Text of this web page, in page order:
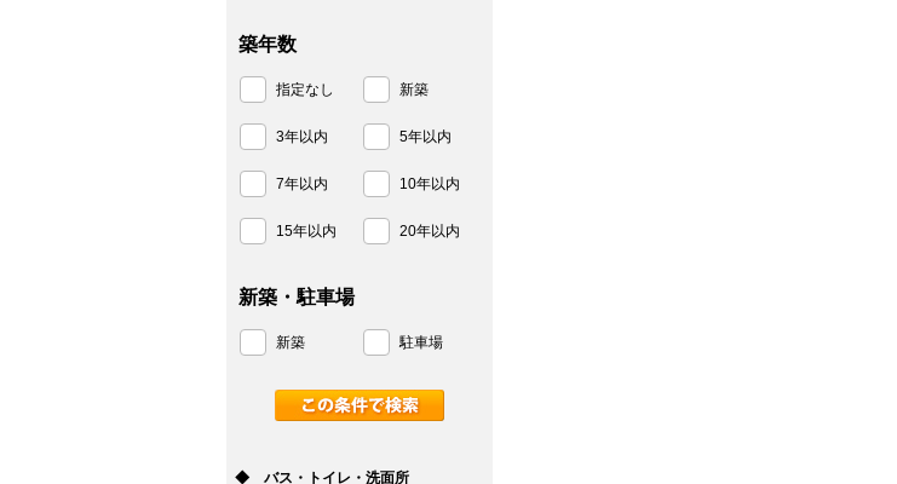
築年数
指定なし 新築
3年以内 5年以内
7年以内 10年以内
15年以内 20年以内
新築・駐車場
新築 駐車場
◆ バス・トイレ・洗面所